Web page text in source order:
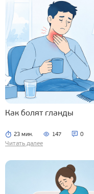
Как болят гланды
23 мин. 147 0
Читать далее